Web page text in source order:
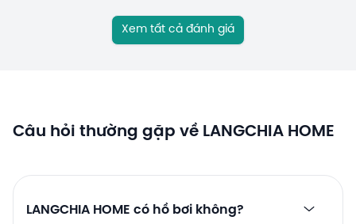
Xem tất cả đánh giá
Câu hỏi thường gặp về LANGCHIA HOME
LANGCHIA HOME có hồ bơi không?